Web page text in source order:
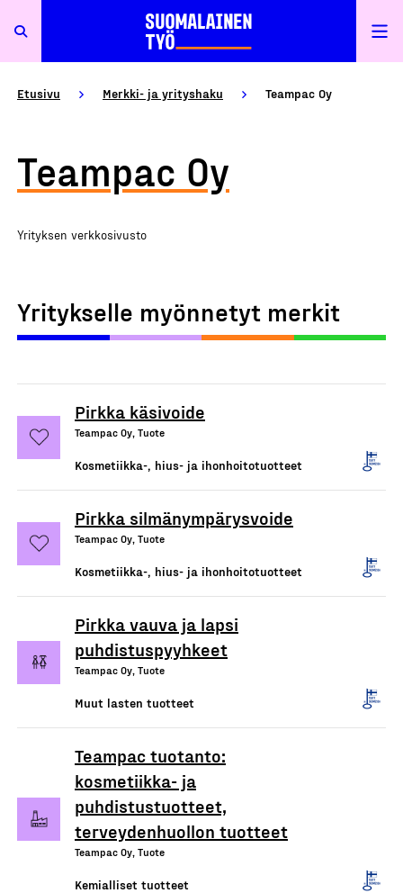
Etusivu Merkki- ja yrityshaku Teampac Oy
Teampac Oy
Yrityksen verkkosivusto
Yritykselle myönnetyt merkit
Pirkka käsivoide
Teampac Oy, Tuote
Kosmetiikka-, hius- ja ihonhoitotuotteet
Pirkka silmänympärysvoide
Teampac Oy, Tuote
Kosmetiikka-, hius- ja ihonhoitotuotteet
Pirkka vauva ja lapsi
puhdistuspyyhkeet
Teampac Oy, Tuote
Muut lasten tuotteet
Teampac tuotanto:
kosmetiikka- ja
puhdistustuotteet,
terveydenhuollon tuotteet
Teampac Oy, Tuote
Kemialliset tuotteet